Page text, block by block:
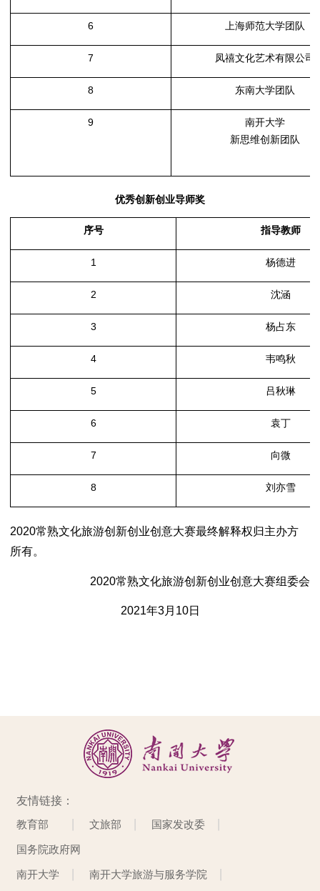
6 上海师范大学团队
7 凤禧文化艺术有限公司
8 东南大学团队
9
南开大学
新思维创新团队
优秀创新创业导师奖
序号 指导教师
1 杨德进
2 沈涵
3 杨占东
4 韦鸣秋
5 吕秋琳
6 袁丁
7 向微
8 刘亦雪
2020常熟文化旅游创新创业创意大赛最终解释权归主办方
所有。
2020常熟文化旅游创新创业创意大赛组委会
2021年3月 10日
友情链接：
教育部
文旅部 国家发改委
国务院政府网
南开大学 南开大学旅游与服务学院